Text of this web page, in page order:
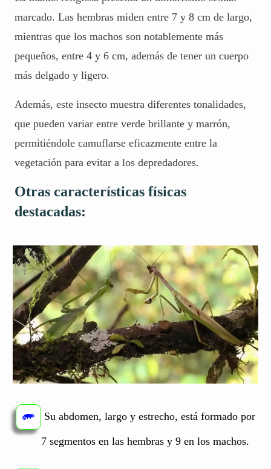
marcado. Las hembras miden entre 7 y 8 cm de largo,
mientras que los machos son notablemente más
pequeños, entre 4 y 6 cm, además de tener un cuerpo
más delgado y ligero.
Además, este insecto muestra diferentes tonalidades,
que pueden variar entre verde brillante y marrón,
permitiéndole camuflarse eficazmente entre la
vegetación para evitar a los depredadores.
Otras características físicas
destacadas:
Su abdomen, largo y estrecho, está formado por
7 segmentos en las hembras y 9 en los machos.